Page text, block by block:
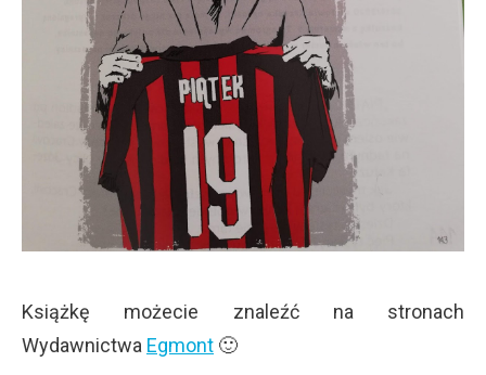
Książkę możecie znaleźć na stronach
Wydawnictwa Egmont 🙂